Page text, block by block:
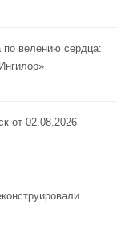
велению сердца:
от 02.08.2026